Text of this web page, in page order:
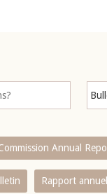
Annual
Rapport